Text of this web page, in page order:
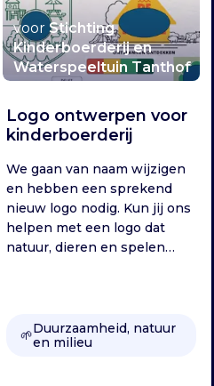
voor Stichting
Kinderboerderij en
Waterspeeltuin Tanthof
Logo ontwerpen voor
kinderboerderij
We gaan van naam wijzigen
en hebben een sprekend
nieuw logo nodig. Kun jij ons
helpen met een logo dat
natuur, dieren en spelen
🌱Duurzaamheid, natuur
en milieu